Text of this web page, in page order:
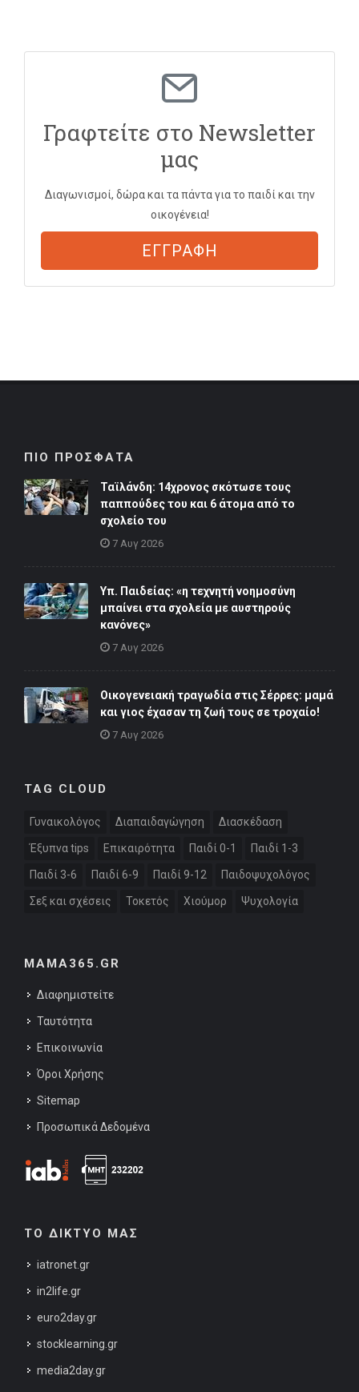
Γραφτείτε στο Newsletter
μας
Διαγωνισμοί, δώρα και τα πάντα για το παιδί και την
οικογένεια!
ΕΓΓΡΑΦΗ
ΠΙΟ ΠΡΟΣΦΑΤΑ
Ταϊλάνδη: 14χρονος σκότωσε τους
παππούδες του και 6 άτομα από το
σχολείο του
7 Αυγ 2026
Υπ. Παιδείας: «η τεχνητή νοημοσύνη
μπαίνει στα σχολεία με αυστηρούς
κανόνες»
7 Αυγ 2026
Οικογενειακή τραγωδία στις Σέρρες: μαμά
και γιος έχασαν τη ζωή τους σε τροχαίο!
7 Αυγ 2026
TAG CLOUD
Γυναικολόγος Διαπαιδαγώγηση Διασκέδαση
Έξυπνα tips Επικαιρότητα Παιδί 0-1 Παιδί 1-3
Παιδί 3-6 Παιδί 6-9 Παιδί 9-12 Παιδοψυχολόγος
Σεξ και σχέσεις Τοκετός Χιούμορ Ψυχολογία
MAMA365.GR
Διαφημιστείτε
Ταυτότητα
Επικοινωνία
Όροι Χρήσης
Sitemap
Προσωπικά Δεδομένα
ΤΟ ΔΙΚΤΥΟ ΜΑΣ
iatronet.gr
in2life.gr
euro2day.gr
stocklearning.gr
media2day.gr